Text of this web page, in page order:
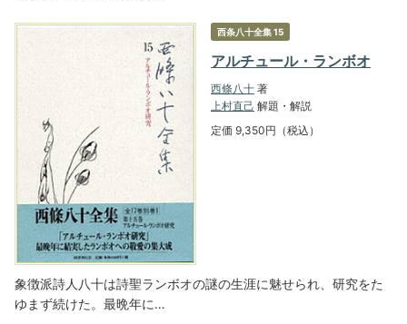
西条八十全集 15
アルチュール・ランボオ
西條八十 著
上村直己 解題・解説
定価 9,350円（税込）
象徴派詩人八十は詩聖ランボオの謎の生涯に魅せられ、研究をた
ゆまず続けた。最晩年に…